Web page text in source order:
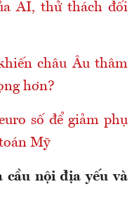
AI, thử thách đối
châu Âu thâm
hơn?
số để giảm phụ
Mỹ
cầu nội địa yếu và